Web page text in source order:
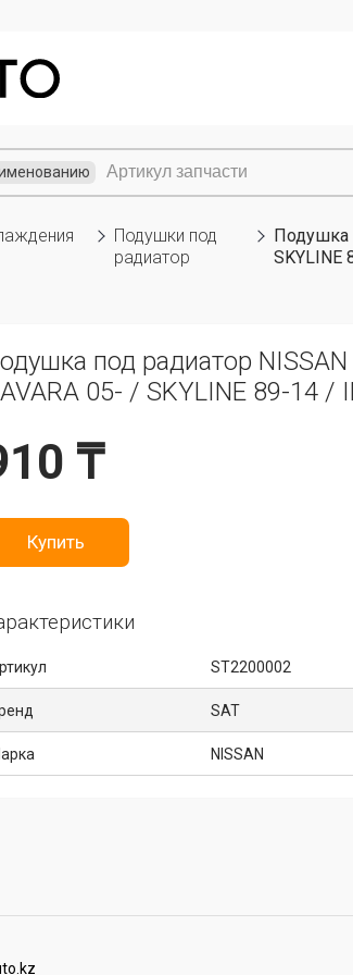
Подушки под
радиатор
Подушка
SKYLINE
под радиатор
05- / SKYLINE 89-14
₸
Купить
ST2200002
SAT
NISSAN